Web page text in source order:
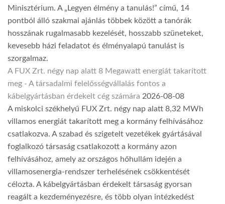
Minisztérium. A „Legyen élmény a tanulás!” című, 14
pontból álló szakmai ajánlás többek között a tanórák
hosszának rugalmasabb kezelését, hosszabb szüneteket,
kevesebb házi feladatot és élményalapú tanulást is
szorgalmaz.
A FUX Zrt. négy nap alatt 8 Megawatt energiát takarított
meg - A társadalmi felelősségvállalás fontos a
kábelgyártásban érdekelt cég számára 2026-08-08
A miskolci székhelyű FUX Zrt. négy nap alatt 8,32 MWh
villamos energiát takarított meg a kormány felhívásához
csatlakozva. A szabad és szigetelt vezetékek gyártásával
foglalkozó társaság csatlakozott a kormány azon
felhívásához, amely az országos hőhullám idején a
villamosenergia-rendszer terhelésének csökkentését
célozta. A kábelgyártásban érdekelt társaság gyorsan
reagált a kezdeményezésre, és több olyan intézkedést